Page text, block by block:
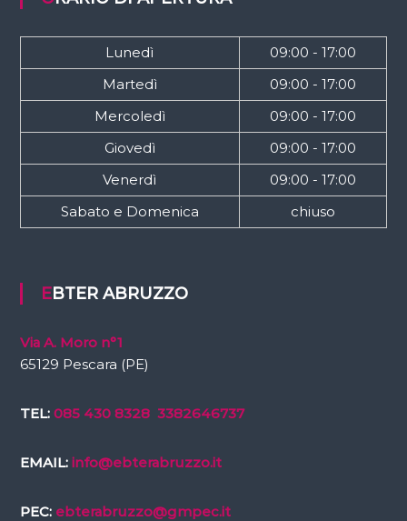
Lunedì
09:00 - 17:00
Martedì
09:00 - 17:00
Mercoledì
09:00 - 17:00
Giovedì
09:00 - 17:00
Venerdì
09:00 - 17:00
Sabato e Domenica
chiuso
EBTER ABRUZZO
Via A. Moro n°1
65129 Pescara (PE)
TEL: 085 430 8328 3382646737
EMAIL: info@ebterabruzzo.it
PEC: ebterabruzzo@gmpec.it